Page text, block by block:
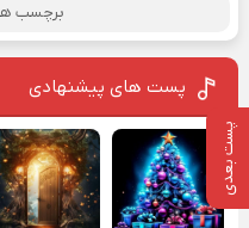
پست بعدی
برچسب
پست های پیشنهادی